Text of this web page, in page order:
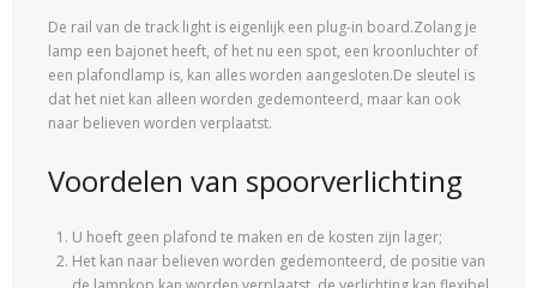
De rail van de track light is eigenlijk een plug-in board.Zolang je
lamp een bajonet heeft, of het nu een spot, een kroonluchter of
een plafondlamp is, kan alles worden aangesloten.De sleutel is
dat het niet kan alleen worden gedemonteerd, maar kan ook
naar believen worden verplaatst.
Voordelen van spoorverlichting
U hoeft geen plafond te maken en de kosten zijn lager;
Het kan naar believen worden gedemonteerd, de positie van